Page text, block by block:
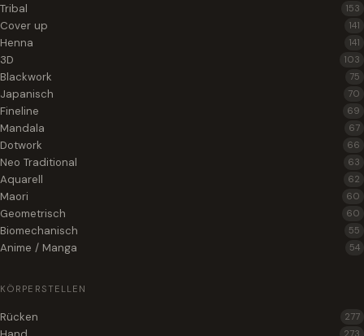
Tribal 153
Cover up 141
Henna 141
3D 103
Blackwork 75
Japanisch 70
Fineline 69
Mandala 67
Dotwork 66
Neo Traditional 63
Aquarell 62
Maori 60
Geometrisch 60
Biomechanisch 55
Anime / Manga 54
KÖRPERSTELLEN
Rücken 277
273